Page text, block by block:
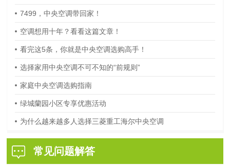
7499，中央空调带回家！
空调想用十年？看看这篇文章！
看完这5条，你就是中央空调选购高手！
选择家用中央空调不可不知的“前规则”
家庭中央空调选购指南
绿城蘭园小区专享优惠活动
为什么越来越多人选择三菱重工海尔中央空调
常见问题解答